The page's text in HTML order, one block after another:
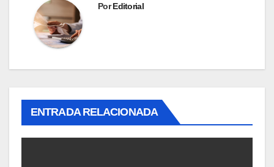
PorEditorial
ENTRADA RELACIONADA